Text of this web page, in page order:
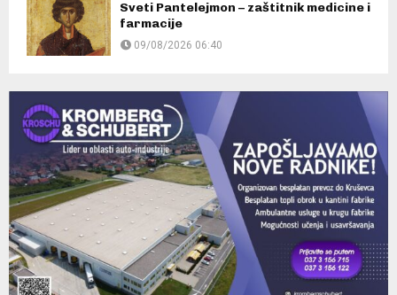
Sveti Pantelejmon – zaštitnik medicine i
farmacije
09/08/2026 06:40